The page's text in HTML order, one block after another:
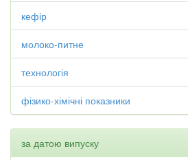
кефір
молоко-питне
технологія
фізико-хімічні показники
за датою випуску